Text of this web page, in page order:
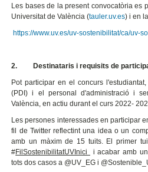
Les bases de la present convocatòria es
Universitat de València (tauler.uv.es) i en
https://www.uv.es/uv-sostenibilitat/ca/uv-
2. Destinataris i requisits de
Pot participar en el concurs
(PDI) i el personal d'administració i
València, en actiu durant el curs 2022-
Les persones interessades en participar
fil de Twitter reflectint una idea o un
amb un màxim de 15 tuits. El primer
#FilSostenibilitatUVInici i acabar amb un
tots dos casos a @UV_EG i